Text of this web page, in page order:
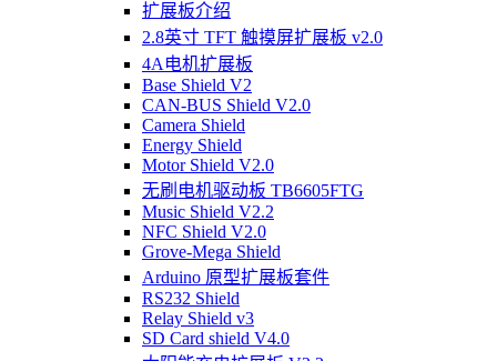
扩展板介绍
2.8英寸 TFT 触摸屏扩展板 v2.0
4A电机扩展板
Base Shield V2
CAN-BUS Shield V2.0
Camera Shield
Energy Shield
Motor Shield V2.0
无刷电机驱动板 TB6605FTG
Music Shield V2.2
NFC Shield V2.0
Grove-Mega Shield
Arduino 原型扩展板套件
RS232 Shield
Relay Shield v3
SD Card shield V4.0